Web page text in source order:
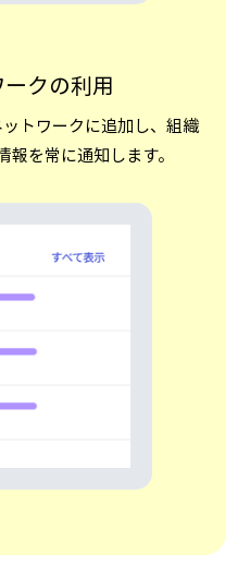
クの利用
トワークに追加し、組織
を常に通知します。